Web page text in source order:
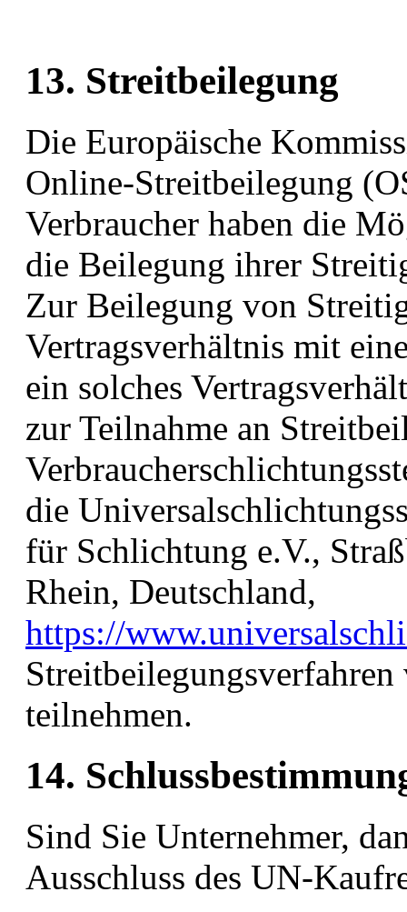
13. Streitbeilegung
Die Europäische
Online-Streitbeilegung
Verbraucher haben die
die Beilegung ihrer
Zur Beilegung von
Vertragsverhältnis mit
ein solches
zur Teilnahme an
die
für Schlichtung e.V.,
Rhein, Deutschland,
https://
teilnehmen.
14.
Sind Sie Unternehmer,
Ausschluss des UN-